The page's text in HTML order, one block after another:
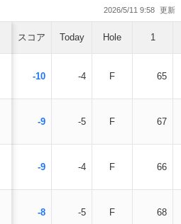
2026/5/11 9:58
スコア Today Hole 1
-10 -4 F 65
-9 -5 F 67
-9 -4 F 66
-8 -5 F 68